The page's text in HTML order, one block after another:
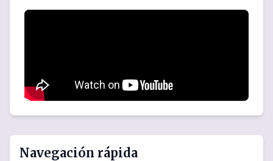
Navegación rápida